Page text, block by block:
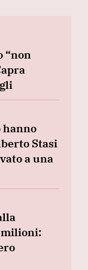
“non
hanno
Stasi
a una
milioni: